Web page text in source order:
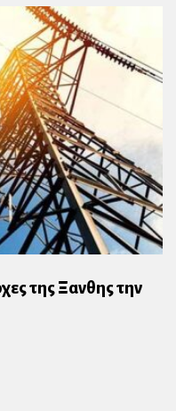
της Ξανθης την